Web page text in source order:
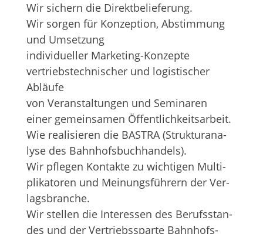
Wir sichern die Direkt­be­lie­fe­rung.
Wir sor­gen für Kon­zep­tion, Abstim­mung
und Umset­zung
indi­vi­du­el­ler Mar­ke­ting-Kon­zepte
ver­triebs­tech­ni­scher und logis­ti­scher
Abläufe
von Ver­an­stal­tun­gen und Semi­na­ren
einer gemein­sa­men Öffent­lich­keits­ar­beit.
Wie rea­li­sie­ren die BASTRA (Struk­tur­ana­
lyse des Bahn­hofs­buch­han­dels).
Wir pfle­gen Kon­takte zu wich­ti­gen Mul­ti­
pli­ka­to­ren und Mei­nungs­füh­rern der Ver­
lags­bran­che.
Wir stel­len die Inter­es­sen des Berufs­stan­
des und der Ver­triebs­sparte Bahn­hofs­